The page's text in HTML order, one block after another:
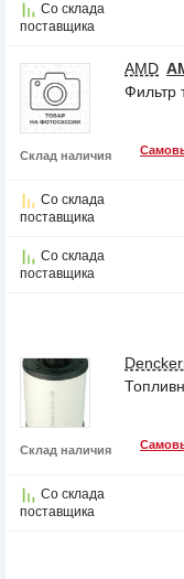
Со склада
поставщика
AMD
Фильтр
Склад наличия
Со склада
поставщика
Со склада
поставщика
Склад наличия
Со склада
поставщика